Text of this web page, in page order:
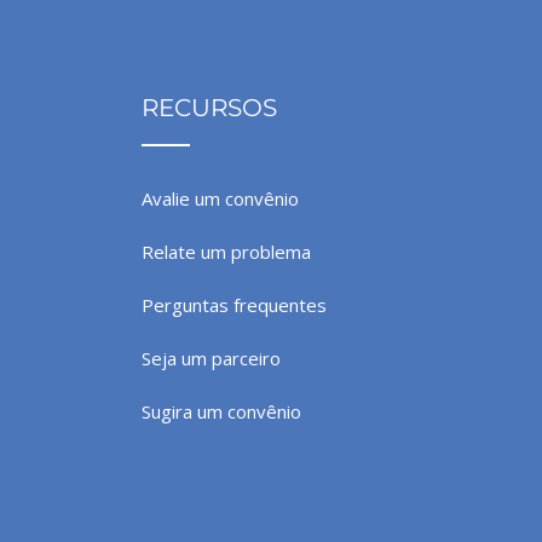
RECURSOS
Avalie um convênio
Relate um problema
Perguntas frequentes
Seja um parceiro
Sugira um convênio